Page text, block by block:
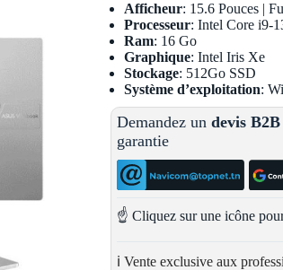
Afficheur: 15.6 Pouces |
Processeur: Intel Core i9-
Ram: 16 Go
Graphique: Intel Iris Xe
Stockage: 512Go SSD
Système d’exploitation:
Demandez undevis
garantie
☝️ Cliquez sur une icône
ℹ️ Vente exclusive aux